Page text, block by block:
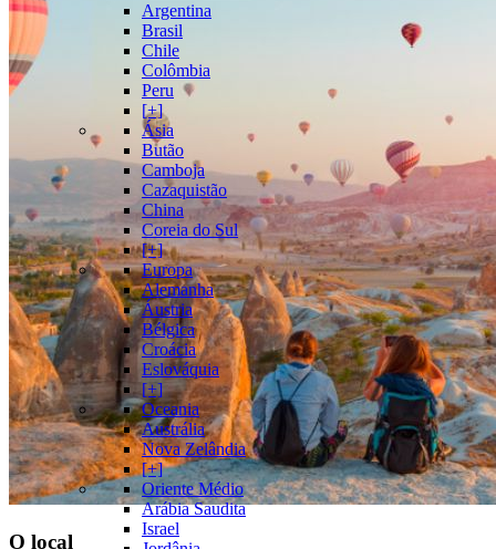
Argentina
Brasil
Chile
Colômbia
Peru
[+]
Ásia
Butão
Camboja
Cazaquistão
China
Coreia do Sul
[+]
Europa
Alemanha
Áustria
Bélgica
Croácia
Eslováquia
[+]
Oceania
Austrália
Nova Zelândia
[+]
Oriente Médio
Arábia Saudita
Israel
O local